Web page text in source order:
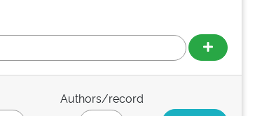
Authors/record